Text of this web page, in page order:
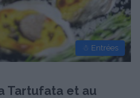
☃ Entrées
Tartufata et au